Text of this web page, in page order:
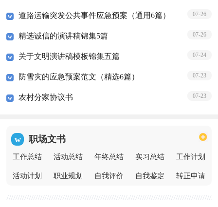
07-26
道路运输突发公共事件应急预案（通用6篇）
07-26
精选诚信的演讲稿锦集5篇
07-24
关于文明演讲稿模板锦集五篇
07-23
防雪灾的应急预案范文（精选6篇）
07-23
农村分家协议书
w 职场文书
工作总结 活动总结 年终总结 实习总结 工作计划
活动计划 职业规划 自我评价 自我鉴定 转正申请